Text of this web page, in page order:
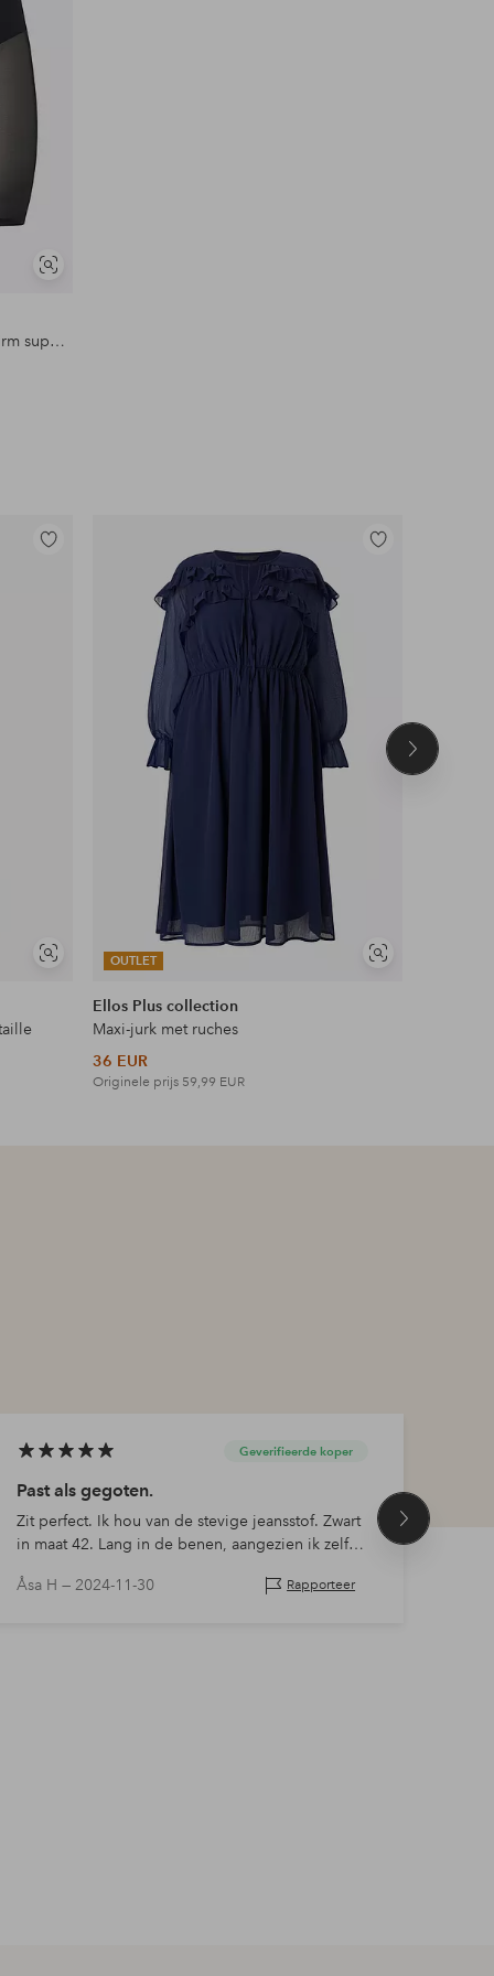
Soortgelijke
Shaping shorts met hoge taille - firm support
Soortgelijke
Toevoegen
OUTLET
Soortgelijke
Toevoegen
Ellos Plus collection
Maxi-jurk met ruches
36 EUR
Originele prijs 59,99 EUR
Volgend
Geverifieerde koper
Past als gegoten.
Zit perfect. Ik hou van de stevige jeansstof. Zwart
in maat 42. Lang in de benen, aangezien ik zelf
Åsa H —2024-11-30 Rapporteer
Volgend